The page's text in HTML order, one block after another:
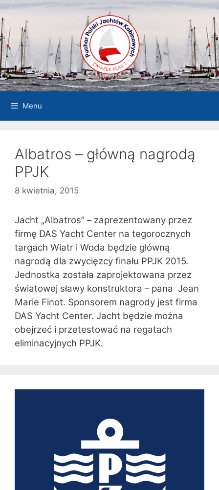
Przejdź
do
treści
Menu
Albatros – główną nagrodą
PPJK
8 kwietnia, 2015
Jacht „Albatros” – zaprezentowany przez
firmę DAS Yacht Center na tegorocznych
targach Wiatr i Woda będzie główną
nagrodą dla zwycięzcy finału PPJK 2015.
Jednostka została zaprojektowana przez
światowej sławy konstruktora – pana Jean
Marie Finot. Sponsorem nagrody jest firma
DAS Yacht Center. Jacht będzie można
obejrzeć i przetestować na regatach
eliminacyjnych PPJK.